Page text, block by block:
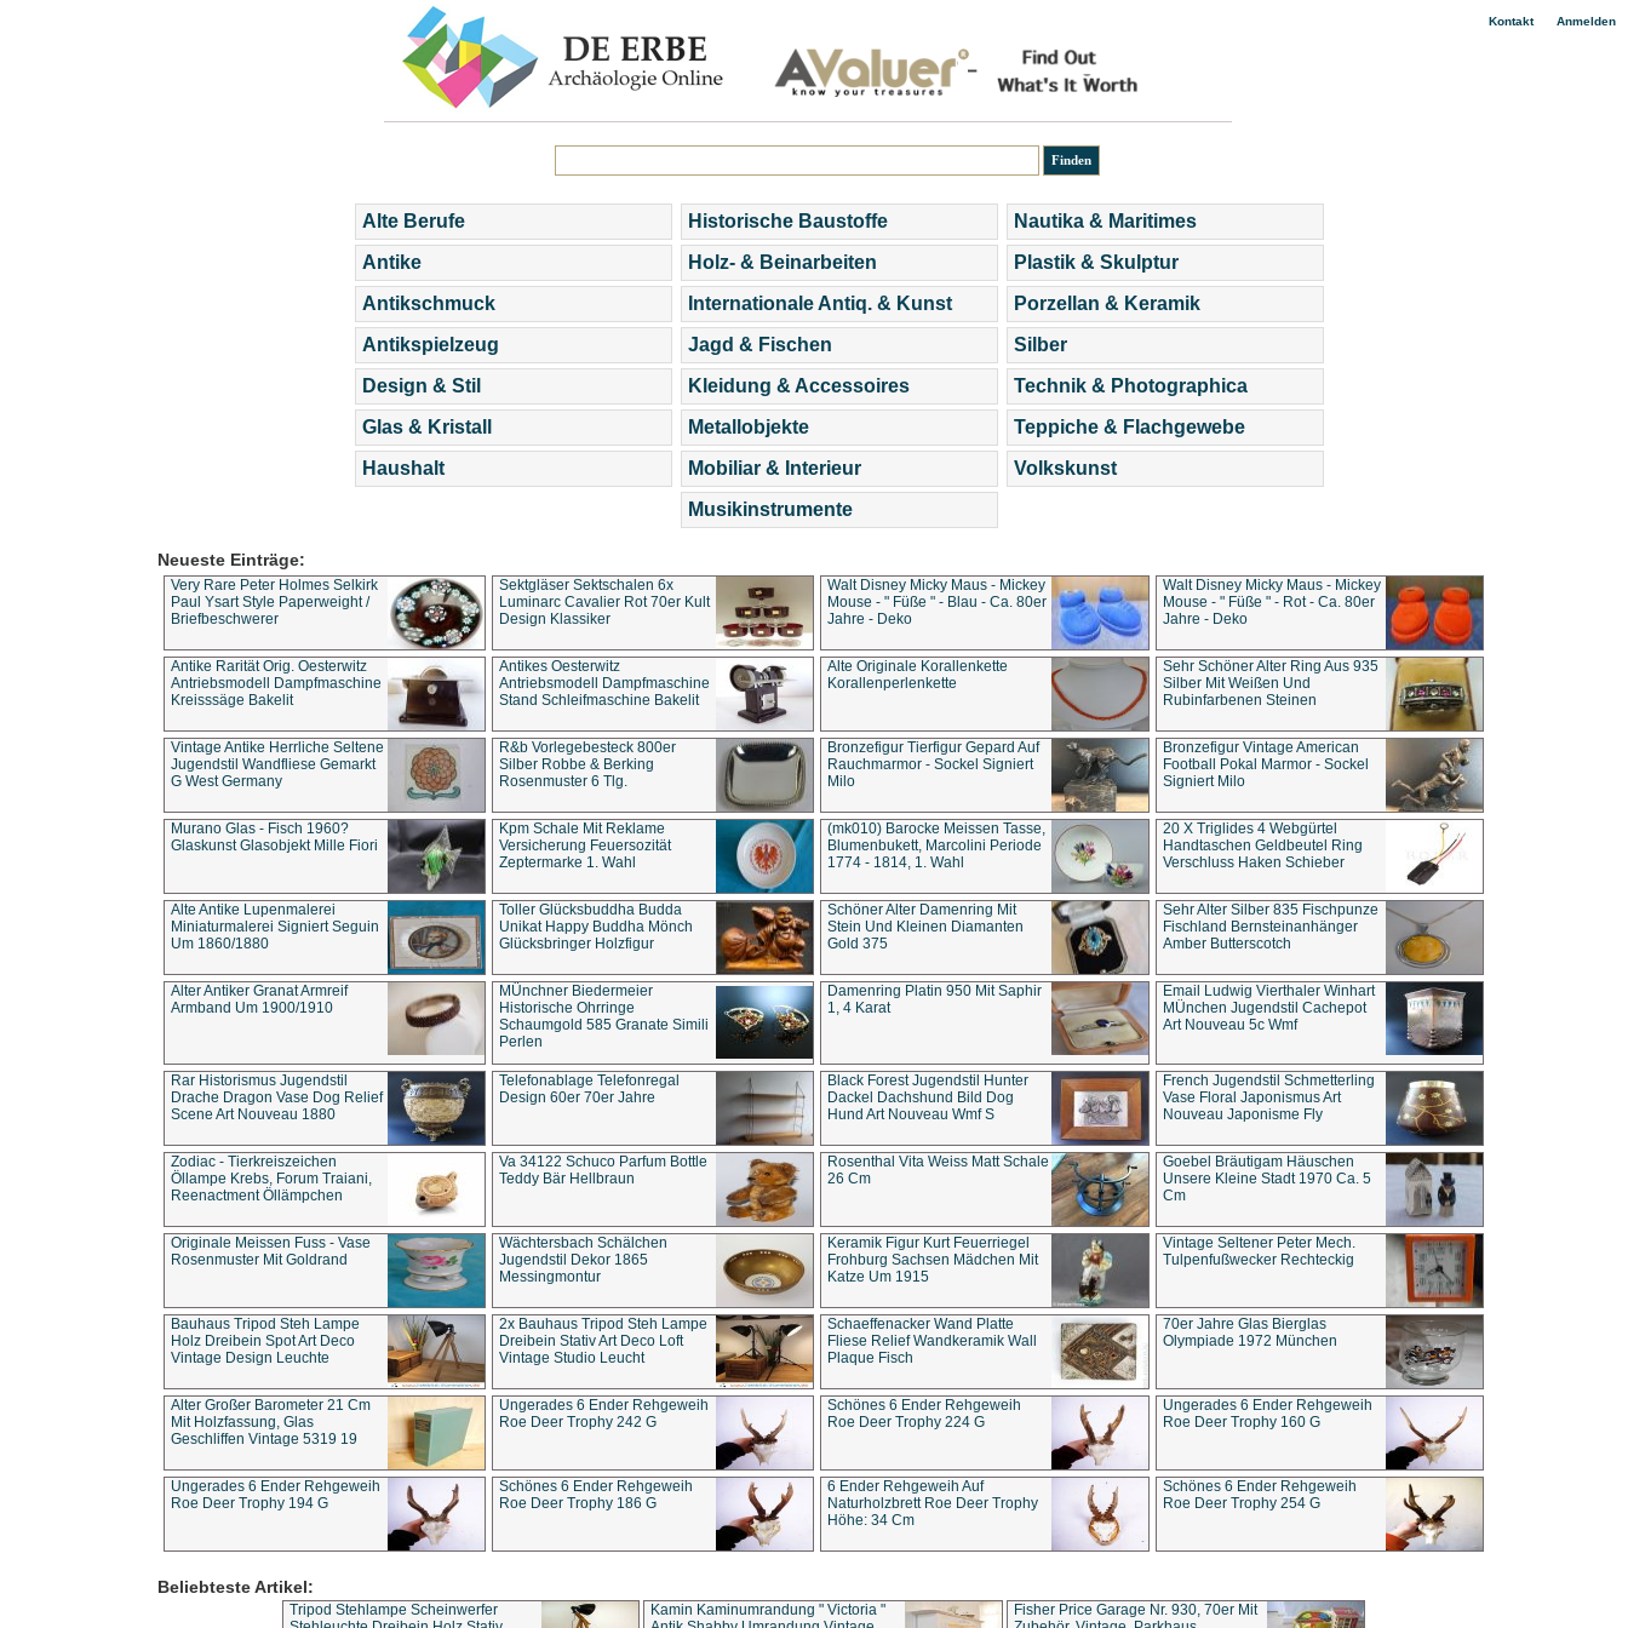
Kontakt| Anmelden
Alte Berufe
Antike
Antikschmuck
Antikspielzeug
Design & Stil
Glas & Kristall
Haushalt
Historische Baustoffe
Holz- & Beinarbeiten
Internationale Antiq. & Kunst
Jagd & Fischen
Kleidung & Accessoires
Metallobjekte
Mobiliar & Interieur
Musikinstrumente
Nautika & Maritimes
Plastik & Skulptur
Porzellan & Keramik
Silber
Technik & Photographica
Teppiche & Flachgewebe
Volkskunst
Neueste Einträge:
Very Rare Peter Holmes Selkirk
Paul Ysart Style Paperweight /
Briefbeschwerer
Sektgläser Sektschalen 6x
Luminarc Cavalier Rot 70er Kult
Design Klassiker
Walt Disney Micky Maus - Mickey
Mouse - " Füße " - Blau - Ca. 80er
Jahre - Deko
Walt Disney Micky Maus - Mickey
Mouse - " Füße " - Rot - Ca. 80er
Jahre - Deko
Antike Rarität Orig. Oesterwitz
Antriebsmodell Dampfmaschine
Kreisssäge Bakelit
Antikes Oesterwitz
Antriebsmodell Dampfmaschine
Stand Schleifmaschine Bakelit
Alte Originale Korallenkette
Korallenperlenkette
Sehr Schöner Alter Ring Aus 935
Silber Mit Weißen Und
Rubinfarbenen Steinen
Vintage Antike Herrliche Seltene
Jugendstil Wandfliese Gemarkt
G West Germany
R&b Vorlegebesteck 800er
Silber Robbe & Berking
Rosenmuster 6 Tlg.
Bronzefigur Tierfigur Gepard Auf
Rauchmarmor - Sockel Signiert
Milo
Bronzefigur Vintage American
Football Pokal Marmor - Sockel
Signiert Milo
Murano Glas - Fisch 1960?
Glaskunst Glasobjekt Mille Fiori
Kpm Schale Mit Reklame
Versicherung Feuersozität
Zeptermarke 1. Wahl
(mk010) Barocke Meissen Tasse,
Blumenbukett, Marcolini Periode
1774 - 1814, 1. Wahl
20 X Triglides 4 Webgürtel
Handtaschen Geldbeutel Ring
Verschluss Haken Schieber
Alte Antike Lupenmalerei
Miniaturmalerei Signiert Seguin
Um 1860/1880
Toller Glücksbuddha Budda
Unikat Happy Buddha Mönch
Glücksbringer Holzfigur
Schöner Alter Damenring Mit
Stein Und Kleinen Diamanten
Gold 375
Sehr Alter Silber 835 Fischpunze
Fischland Bernsteinanhänger
Amber Butterscotch
Alter Antiker Granat Armreif
Armband Um 1900/1910
MÜnchner Biedermeier
Historische Ohrringe
Schaumgold 585 Granate Simili
Perlen
Damenring Platin 950 Mit Saphir
1, 4 Karat
Email Ludwig Vierthaler Winhart
MÜnchen Jugendstil Cachepot
Art Nouveau 5c Wmf
Rar Historismus Jugendstil
Drache Dragon Vase Dog Relief
Scene Art Nouveau 1880
Telefonablage Telefonregal
Design 60er 70er Jahre
Black Forest Jugendstil Hunter
Dackel Dachshund Bild Dog
Hund Art Nouveau Wmf S
French Jugendstil Schmetterling
Vase Floral Japonismus Art
Nouveau Japonisme Fly
Zodiac - Tierkreiszeichen
Öllampe Krebs, Forum Traiani,
Reenactment Öllämpchen
Va 34122 Schuco Parfum Bottle
Teddy Bär Hellbraun
Rosenthal Vita Weiss Matt Schale
26 Cm
Goebel Bräutigam Häuschen
Unsere Kleine Stadt 1970 Ca. 5
Cm
Originale Meissen Fuss - Vase
Rosenmuster Mit Goldrand
Wächtersbach Schälchen
Jugendstil Dekor 1865
Messingmontur
Keramik Figur Kurt Feuerriegel
Frohburg Sachsen Mädchen Mit
Katze Um 1915
Vintage Seltener Peter Mech.
Tulpenfußwecker Rechteckig
Bauhaus Tripod Steh Lampe
Holz Dreibein Spot Art Deco
Vintage Design Leuchte
2x Bauhaus Tripod Steh Lampe
Dreibein Stativ Art Deco Loft
Vintage Studio Leucht
Schaeffenacker Wand Platte
Fliese Relief Wandkeramik Wall
Plaque Fisch
70er Jahre Glas Bierglas
Olympiade 1972 München
Alter Großer Barometer 21 Cm
Mit Holzfassung, Glas
Geschliffen Vintage 5319 19
Ungerades 6 Ender Rehgeweih
Roe Deer Trophy 242 G
Schönes 6 Ender Rehgeweih
Roe Deer Trophy 224 G
Ungerades 6 Ender Rehgeweih
Roe Deer Trophy 160 G
Ungerades 6 Ender Rehgeweih
Roe Deer Trophy 194 G
Schönes 6 Ender Rehgeweih
Roe Deer Trophy 186 G
6 Ender Rehgeweih Auf
Naturholzbrett Roe Deer Trophy
Höhe: 34 Cm
Schönes 6 Ender Rehgeweih
Roe Deer Trophy 254 G
Beliebteste Artikel:
Tripod Stehlampe Scheinwerfer
Kamin Kaminumrandung " Victoria "
Fisher Price Garage Nr. 930, 70er Mit